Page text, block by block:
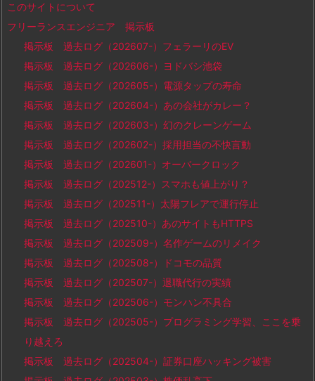
このサイトについて
フリーランスエンジニア 掲示板
掲示板 過去ログ（202607-）フェラーリのEV
掲示板 過去ログ（202606-）ヨドバシ池袋
掲示板 過去ログ（202605-）電源タップの寿命
掲示板 過去ログ（202604-）あの会社がカレー？
掲示板 過去ログ（202603-）幻のクレーンゲーム
掲示板 過去ログ（202602-）採用担当の不快言動
掲示板 過去ログ（202601-）オーバークロック
掲示板 過去ログ（202512-）スマホも値上がり？
掲示板 過去ログ（202511-）太陽フレアで運行停止
掲示板 過去ログ（202510-）あのサイトもHTTPS
掲示板 過去ログ（202509-）名作ゲームのリメイク
掲示板 過去ログ（202508-）ドコモの品質
掲示板 過去ログ（202507-）退職代行の実績
掲示板 過去ログ（202506-）モンハン不具合
掲示板 過去ログ（202505-）プログラミング学習、ここを乗
り越えろ
掲示板 過去ログ（202504-）証券口座ハッキング被害